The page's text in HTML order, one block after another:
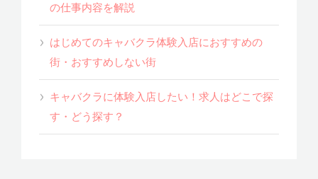
の仕事内容を解説
はじめてのキャバクラ体験入店におすすめの
街・おすすめしない街
キャバクラに体験入店したい！求人はどこで探
す・どう探す？